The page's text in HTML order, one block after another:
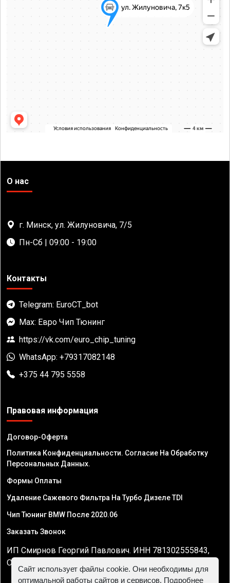
О нас
г. Минск, ул. Жилуновича, 7/5
Пн-Сб | 09:00 - 19:00
Контакты
Telegram: EuroCT_bot
Max: Евро Чип Тюнинг
https://vk.com/euro_chip_tuning
WhatsApp: +79317082148
+375 44 795 5558
Правовая информация
Договор-Оферта
Политика Конфиденциальности. Согласие На Обработку
Персональных Данных.
Формы Оплаты
Удаление Сажевого Фильтра На Турбо Дизеле TDI
Чип Тюнинг BMW После 2020.06
Заказать Звонок
ИП Смирнов Георгий Павлович. ИНН 781302555843,
ОГРНИП 324470400032610
Сайт использует файлы cookie. Они необходимы для
оптимальной работы сайтов и сервисов. Подробнее